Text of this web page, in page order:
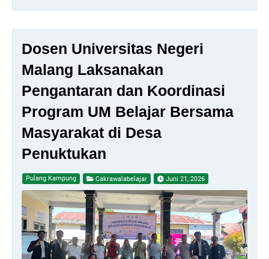
Dosen Universitas Negeri
Malang Laksanakan
Pengantaran dan Koordinasi
Program UM Belajar Bersama
Masyarakat di Desa
Penuktukan
Pulang Kampung Cakrawalabelajar Juni 21, 2026